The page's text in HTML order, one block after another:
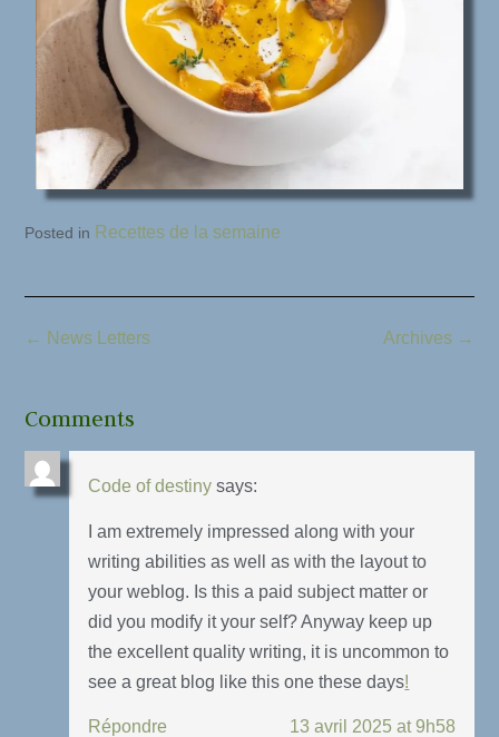
Posted in Recettes de la semaine
Archives →
← News Letters
Comments
Code of destiny says:
I am extremely impressed along with your
writing abilities as well as with the layout to
your weblog. Is this a paid subject matter or
did you modify it your self? Anyway keep up
the excellent quality writing, it is uncommon to
see a great blog like this one these days!
Répondre 13 avril 2025 at 9h58